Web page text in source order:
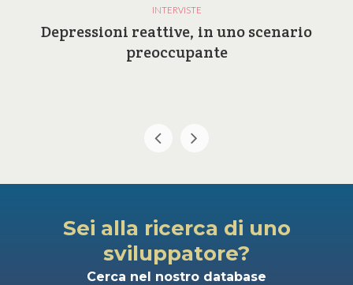
INTERVISTE
Depressioni reattive, in uno scenario
preoccupante
Sei alla ricerca di uno
sviluppatore?
Cerca nel nostro database